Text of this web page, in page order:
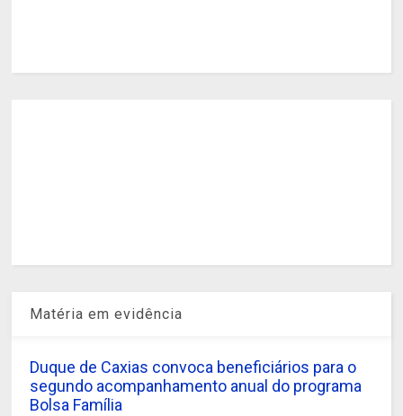
Matéria em evidência
Duque de Caxias convoca beneficiários para o
segundo acompanhamento anual do programa
Bolsa Família